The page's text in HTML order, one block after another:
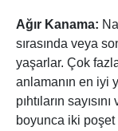
Ağır Kanama:
sırasında veya
yaşarlar. Çok
anlamanın en iyi
pıhtıların
boyunca iki poşet